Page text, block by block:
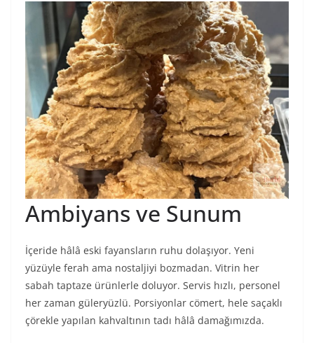
Ambiyans ve Sunum
İçeride hâlâ eski fayansların ruhu dolaşıyor. Yeni
yüzüyle ferah ama nostaljiyi bozmadan. Vitrin her
sabah taptaze ürünlerle doluyor. Servis hızlı, personel
her zaman güleryüzlü. Porsiyonlar cömert, hele saçaklı
çörekle yapılan kahvaltının tadı hâlâ damağımızda.